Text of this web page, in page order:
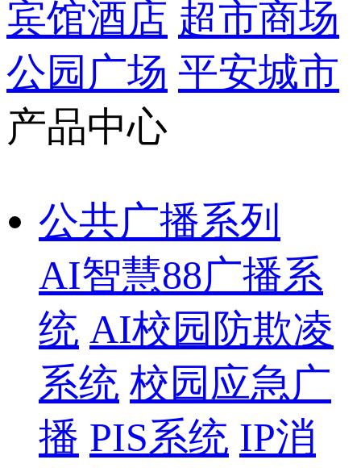
宾馆酒店 超市商场
公园广场 平安城市
产品中心
公共广播系列
AI智慧88广播系
统 AI校园防欺凌
系统 校园应急广
播 PIS系统 IP消